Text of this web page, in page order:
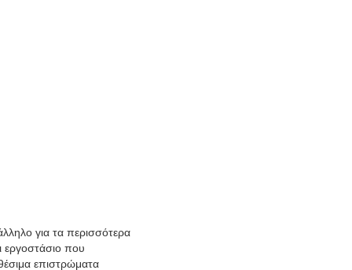
για τα περισσότερα
εργοστάσιο που
επιστρώματα